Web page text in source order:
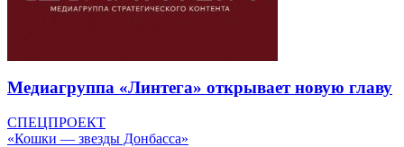
Медиагруппа «Линтега» открывает новую главу
СПЕЦПРОЕКТ
«Кошки — звезды Донбасса»